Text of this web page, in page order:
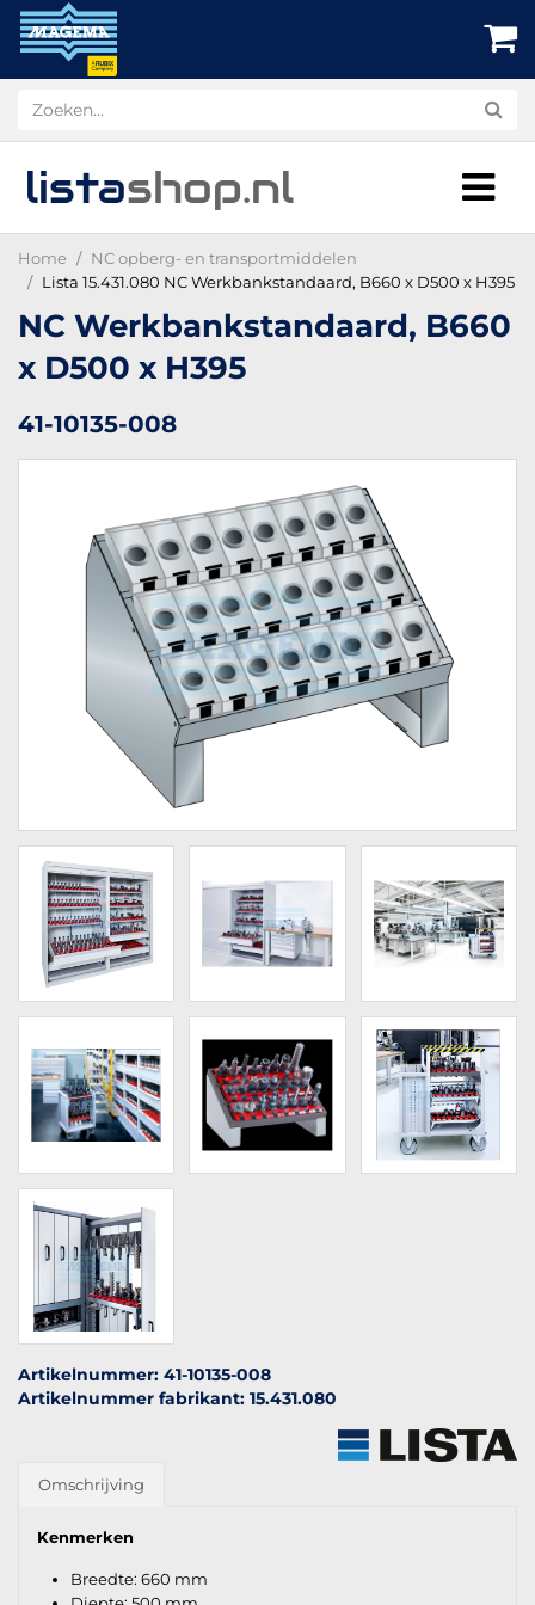
listashop.nl
Home
NC opberg- en transportmiddelen
Lista 15.431.080 NC Werkbankstandaard, B660 x D500 x H395
NC Werkbankstandaard, B660
x D500 x H395
41-10135-008
Artikelnummer: 41-10135-008
Artikelnummer fabrikant: 15.431.080
Omschrijving
Kenmerken
Breedte: 660 mm